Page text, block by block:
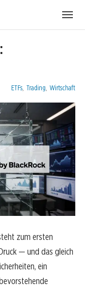
Kategorien:
ETFs Trading Wirtschaft
zum ersten
— und das gleich
ein